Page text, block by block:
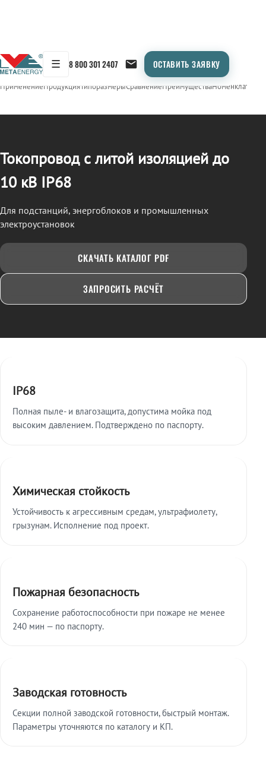
☰ 8 800 301 2407 ОСТАВИТЬ ЗАЯВКУ
← Продукция/ТОКОПРОВОД
ПрименениеПродукцияТипоразмерыСравнениеПреимуществаНоменклатура
Токопровод с литой изоляцией до
10 кВ IP68
Для подстанций, энергоблоков и промышленных
электроустановок
СКАЧАТЬ КАТАЛОГ PDF
ЗАПРОСИТЬ РАСЧЁТ
IP68
Полная пыле- и влагозащита, допустима мойка под
высоким давлением. Подтверждено по паспорту.
Химическая стойкость
Устойчивость к агрессивным средам, ультрафиолету,
грызунам. Исполнение под проект.
Пожарная безопасность
Сохранение работоспособности при пожаре не менее
240 мин — по паспорту.
Заводская готовность
Секции полной заводской готовности, быстрый монтаж.
Параметры уточняются по каталогу и КП.